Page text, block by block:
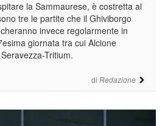
di Redazione
la Sammaurese, è costretta al
tre le partite che il Ghiviborgo
invece regolarmente in
giornata tra cui Alcione
Tritium.